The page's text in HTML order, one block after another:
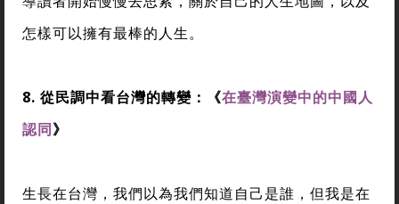
怎樣可以擁有最棒的人生。
8. 從民調中看台灣的轉變：《在臺灣演變中的中國人
認同》
生長在台灣，我們以為我們知道自己是誰，但我是在